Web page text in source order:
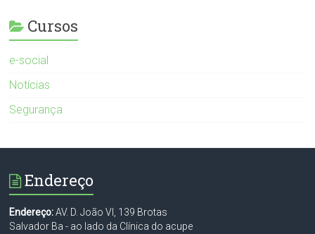
Cursos
e-social
Notícias
Segurança
Endereço
Endereço:AV. D. João VI, 139 Brotas
Salvador Ba - ao lado da Clínica do acupe